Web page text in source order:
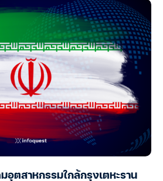
อุตสาหกรรมใกล้กรุงเตหะราน